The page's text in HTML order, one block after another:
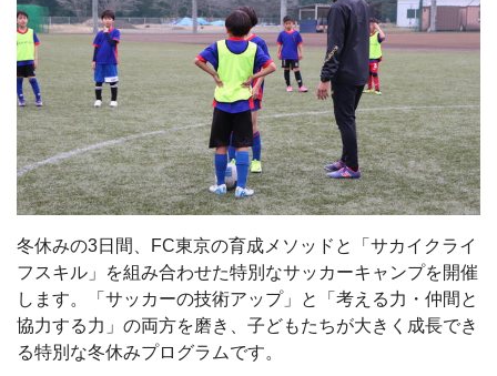
冬休みの3日間、 FC東京の育成メソッドと「サカイクライ
フスキル」を組み合わせた特別なサッカーキャンプを開催
します。「サッカーの技術アップ」と「考える力・仲間と
協力する力」の両方を磨き、子どもたちが大きく成長でき
る特別な冬休みプログラムです。